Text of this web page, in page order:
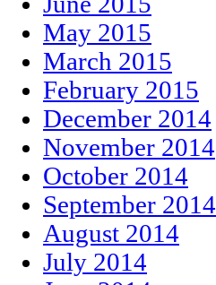
May 2015
March 2015
February 2015
December 2014
November 2014
October 2014
September 2014
August 2014
July 2014